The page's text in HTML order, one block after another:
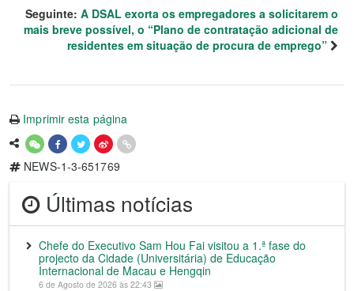
Seguinte: A DSAL exorta os empregadores a solicitarem o
mais breve possível, o “Plano de contratação adicional de
residentes em situação de procura de emprego”
Imprimir esta página
NEWS-1-3-651769
Últimas notícias
Chefe do Executivo Sam Hou Fai visitou a 1.ª fase do
projecto da Cidade (Universitária) de Educação
Internacional de Macau e Hengqin
6 de Agosto de 2026 às 22:43